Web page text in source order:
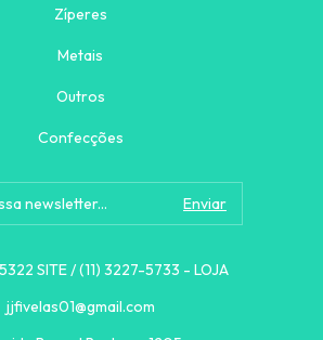
Zíperes
Metais
Outros
Confecções
SITE / (11) 3227-5733 - LOJA
jjfivelas01@gmail.com